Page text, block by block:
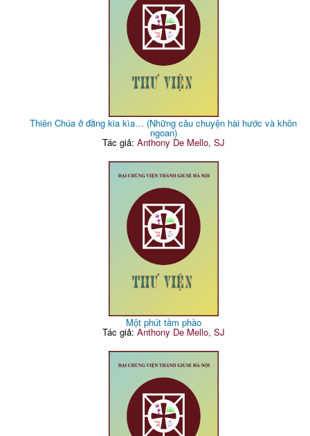
Thiên Chúa ở đằng kia kìa… (Những câu chuyện hài hước và khôn
ngoan)
Tác giả: Anthony De Mello, SJ
Một phút tầm phào
Tác giả:Anthony De Mello, SJ